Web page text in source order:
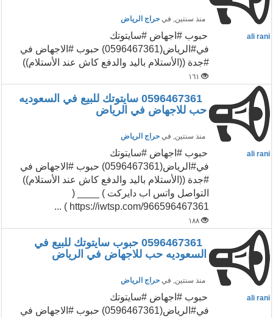
منذ سنتين, في حراج الرياض
ali rani
حبوب #اجهاض #سايتوتك
في#الرياض(0596467361) حبوب #الاجهاض في
#جدة ((الأستلام باليد والدفع كاش عند الأستلام))
١٦١
0596467361 سايتوتك للبيع في السعوديه
حب للاجهاض في الرياض
منذ سنتين, في حراج الرياض
ali rani
حبوب #اجهاض #سايتوتك
في#الرياض(0596467361) حبوب #الاجهاض في
#جدة ((الأستلام باليد والدفع كاش عند الأستلام))
التواصل واتس اب دايركت ) ____ (
https://iwtsp.com/966596467361 ) ...
١٨٨
0596467361 حبوب سايتوتك للبيع في
السعوديه حب للاجهاض في الرياض
منذ سنتين, في حراج الرياض
ali rani
حبوب #اجهاض #سايتوتك
في#الرياض(0596467361) حبوب #الاجهاض في